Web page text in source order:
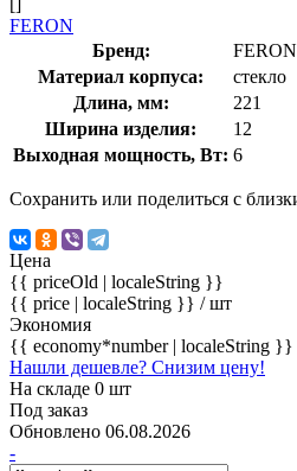
FERON
Бренд:
FERON
Материал корпуса:
стекло
Длина, мм:
221
Ширина изделия:
12
Выходная мощность, Вт: 6
Сохранить или поделиться с
Цена
{{ priceOld | localeString }}
{{ price | localeString }} / шт
Экономия
{{ economy*number | localeString }}
Нашли дешевле? Снизим цену!
На складе 0 шт
Под заказ
Обновлено 06.08.2026
-